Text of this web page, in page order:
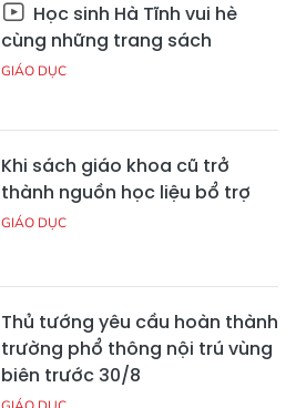
Học sinh Hà Tĩnh vui hè
cùng những trang sách
GIÁO DỤC
Khi sách giáo khoa cũ trở
thành nguồn học liệu bổ trợ
GIÁO DỤC
Thủ tướng yêu cầu hoàn thành
trường phổ thông nội trú vùng
biên trước 30/8